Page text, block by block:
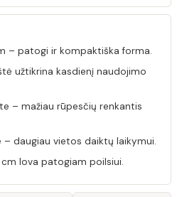
– patogi ir kompaktiška forma.
užtikrina kasdienį naudojimo
– mažiau rūpesčių renkantis
– daugiau vietos daiktų laikymui.
lova patogiam poilsiui.